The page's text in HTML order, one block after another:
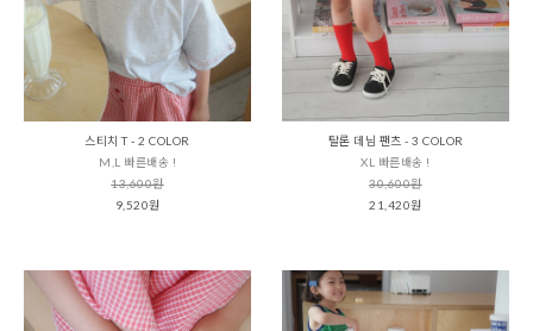
스티치 T - 2 COLOR
M,L 빠른배송 !
13,600원
9,520원
탈론 데님 팬츠 - 3 COLOR
XL 빠른배송 !
30,600원
21,420원